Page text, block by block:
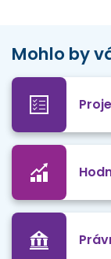
Mohlo by